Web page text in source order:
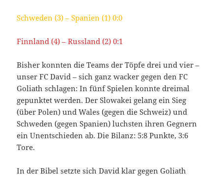
Schweden (3) – Spanien (1) 0:0
Finnland (4) – Russland (2) 0:1
Bisher konnten die Teams der Töpfe drei und vier –
unser FC David – sich ganz wacker gegen den FC
Goliath schlagen: In fünf Spielen konnte dreimal
gepunktet werden. Der Slowakei gelang ein Sieg
(über Polen) und Wales (gegen die Schweiz) und
Schweden (gegen Spanien) luchsten ihren Gegnern
ein Unentschieden ab. Die Bilanz: 5:8 Punkte, 3:6
Tore.
In der Bibel setzte sich David klar gegen Goliath